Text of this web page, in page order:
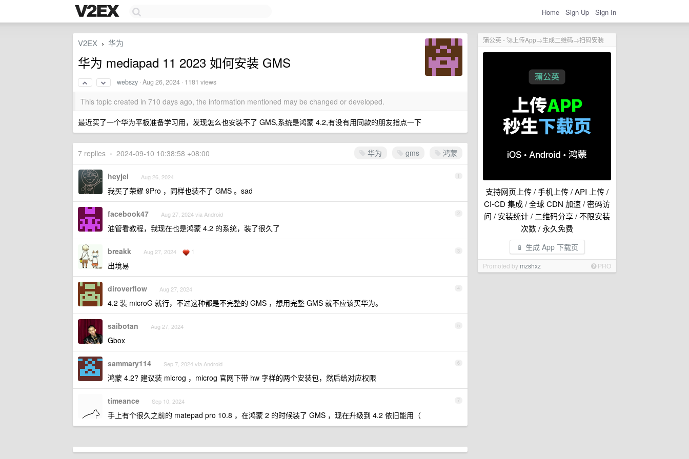
Home Sign Up Sign In
蒲公英 - 🚀上传App→生成二维码→扫码安装
支持网页上传 / 手机上传 / API 上传 /
CI-CD 集成 / 全球 CDN 加速 / 密码访
问 / 安装统计 / 二维码分享 / 不限安装
次数 / 永久免费
📱 生成 App 下载页
Promoted by mzshxz PRO
V2EX › 华为
华为 mediapad 11 2023 如何安装 GMS
webszy ·Aug 26, 2024 · 1181 views
This topic created in 710 days ago, the information mentioned may be changed or developed.
最近买了一个华为平板准备学习用，发现怎么也安装不了 GMS,系统是鸿蒙 4.2,有没有用同款的朋友指点一下
华为 gms 鸿蒙
7 replies • 2024-09-10 10:38:58 +08:00
1
heyjei Aug 26, 2024
我买了荣耀 9Pro ，同样也装不了 GMS 。sad
2
facebook47 Aug 27, 2024 via Android
油管看教程，我现在也是鸿蒙 4.2 的系统，装了很久了
3
breakk Aug 27, 2024 1
出境易
4
diroverflow Aug 27, 2024
4.2 装 microG 就行，不过这种都是不完整的 GMS ，想用完整 GMS 就不应该买华为。
5
saibotan Aug 27, 2024
Gbox
6
sammary114 Sep 7, 2024 via Android
鸿蒙 4.2? 建议装 microg ，microg 官网下带 hw 字样的两个安装包，然后给对应权限
7
timeance Sep 10, 2024
手上有个很久之前的 matepad pro 10.8 ，在鸿蒙 2 的时候装了 GMS ，现在升级到 4.2 依旧能用（